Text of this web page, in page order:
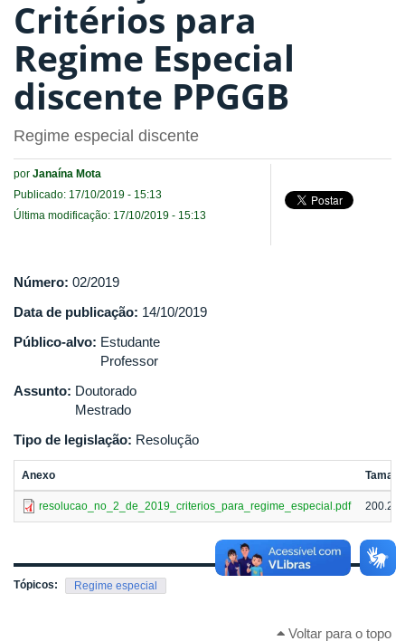
Critérios para
Regime Especial
discente PPGGB
Regime especial discente
por Janaína Mota
Publicado: 17/10/2019 - 15:13
Última modificação: 17/10/2019 - 15:13
Número: 02/2019
Data de publicação: 14/10/2019
Público-alvo: Estudante
Professor
Assunto: Doutorado
Mestrado
Tipo de legislação: Resolução
Anexo
resolucao_no_2_de_2019_criterios_para_regime_especial.pdf 200.27
Tópicos: Regime especial
Voltar para o topo